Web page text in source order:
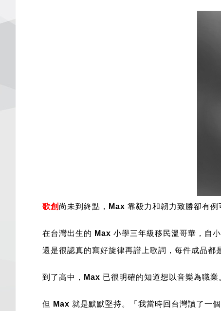
歌創 尚未到終點， Max 靠毅力和韌力致勝卻有例
在台灣出生的 Max 小學三年級移民溫哥華，自
還是很認真的寫好旋律再譜上歌詞，每件成品都
到了高中， Max 已很明確的知道想以音樂為職
但 Max 就是默默堅持。「我當時回台灣讀了一